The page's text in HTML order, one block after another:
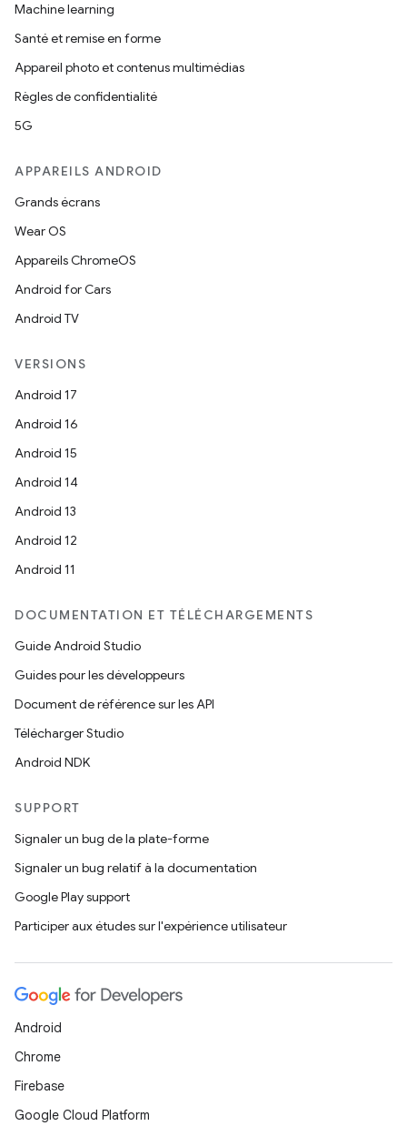
Machine learning
Santé et remise en forme
Appareil photo et contenus multimédias
Règles de confidentialité
5G
APPAREILS ANDROID
Grands écrans
Wear OS
Appareils ChromeOS
Android for Cars
Android TV
VERSIONS
Android 17
Android 16
Android 15
Android 14
Android 13
Android 12
Android 11
DOCUMENTATION ET TÉLÉCHARGEMENTS
Guide Android Studio
Guides pour les développeurs
Document de référence sur les API
Télécharger Studio
Android NDK
SUPPORT
Signaler un bug de la plate-forme
Signaler un bug relatif à la documentation
Google Play support
Participer aux études sur l'expérience utilisateur
Android
Chrome
Firebase
Google Cloud Platform